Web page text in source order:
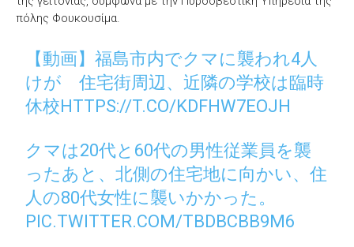
πόλης Φουκουσίμα.
【動画】福島市内でクマに襲われ4人
けが 住宅街周辺、近隣の学校は臨時
休校HTTPS://T.CO/KDFHW7EOJH
クマは20代と60代の男性従業員を襲
ったあと、北側の住宅地に向かい、住
人の80代女性に襲いかかった。
PIC.TWITTER.COM/TBDBCBB9M6